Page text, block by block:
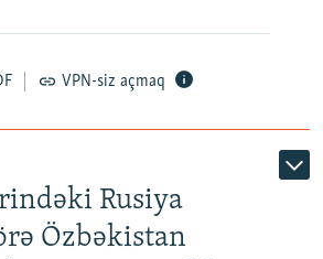
VPN-siz açmaq
Rusiya
Özbəkistan